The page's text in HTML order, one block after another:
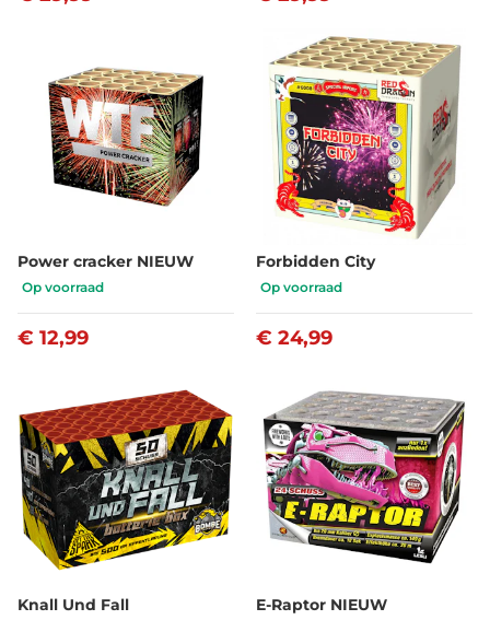
Power cracker NIEUW
Op voorraad
€ 12,99
Forbidden City
Op voorraad
€ 24,99
Knall Und Fall E-Raptor NIEUW